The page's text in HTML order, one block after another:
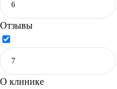
Отзывы
О клинике